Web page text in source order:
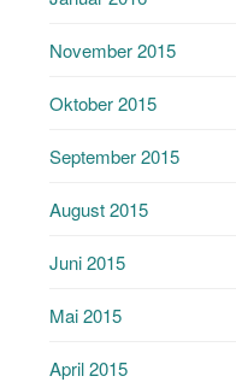
November 2015
Oktober 2015
September 2015
August 2015
Juni 2015
Mai 2015
April 2015